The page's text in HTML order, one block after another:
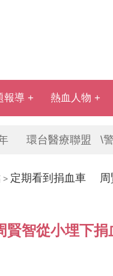
報導 熱血人物
環台醫療聯盟 \
> 定期看到捐血車 周
智從小埋下捐